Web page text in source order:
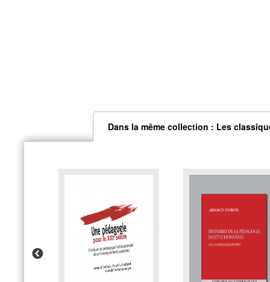
Dans la même collection : Les